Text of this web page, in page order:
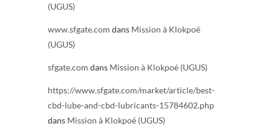
(UGUS)
www.sfgate.com dans Mission à Klokpoé
(UGUS)
sfgate.com dans Mission à Klokpoé (UGUS)
https://www.sfgate.com/market/article/best-
cbd-lube-and-cbd-lubricants-15784602.php
dans Mission à Klokpoé (UGUS)